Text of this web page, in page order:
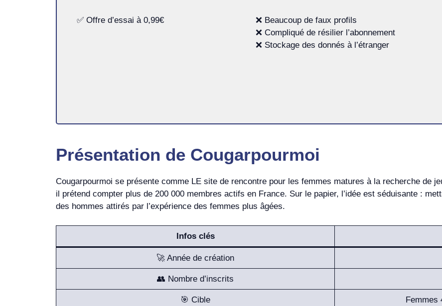
✅ Offre d’essai à 0,99€
❌ Beaucoup de faux profils
❌ Compliqué de résilier l’abonnement
❌ Stockage des donnés à l’étranger
Présentation de Cougarpourmoi
Cougarpourmoi se présente comme LE site de rencontre pour les femmes matures à la recherche de
il prétend compter plus de 200 000 membres actifs en France. Sur le papier, l’idée est séduisante :
des hommes attirés par l’expérience des femmes plus âgées.
Infos clés
🚀 Année de création
👥 Nombre d’inscrits
🎯 Cible Femmes